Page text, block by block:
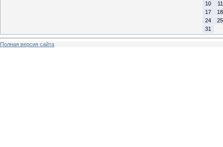
10
11
17
18
24
25
31
Полная версия сайта